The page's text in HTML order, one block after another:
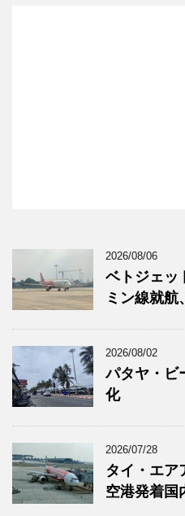
2026/08/06
ベトジェッ
ミン線就航
2026/08/02
パタヤ・ビ
化
2026/07/28
タイ・エア
空港発着国